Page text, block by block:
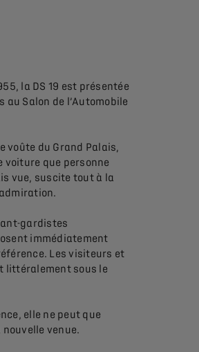
la DS 19 est présentée
au Salon de l’Automobile
voûte du Grand Palais,
voiture que personne
vue, suscite tout à la
gardistes
immédiatement
Les visiteurs et
littéralement sous le
elle ne peut que
nouvelle venue.